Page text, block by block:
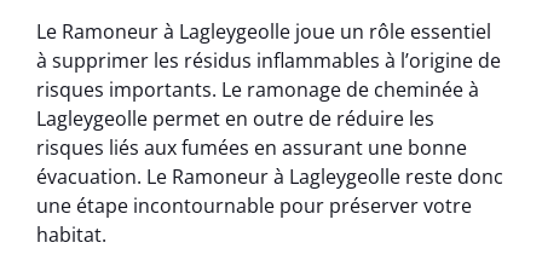
Le Ramoneur à Lagleygeolle joue un rôle essentiel
à supprimer les résidus inflammables à l’origine de
risques importants. Le ramonage de cheminée à
Lagleygeolle permet en outre de réduire les
risques liés aux fumées en assurant une bonne
évacuation. Le Ramoneur à Lagleygeolle reste donc
une étape incontournable pour préserver votre
habitat.